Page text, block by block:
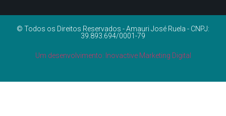
© Todos os Direitos Reservados - Amauri José Ruela - CNPJ:
39.893.694/0001-79
Um desenvolvimento: Inovactive Marketing Digital